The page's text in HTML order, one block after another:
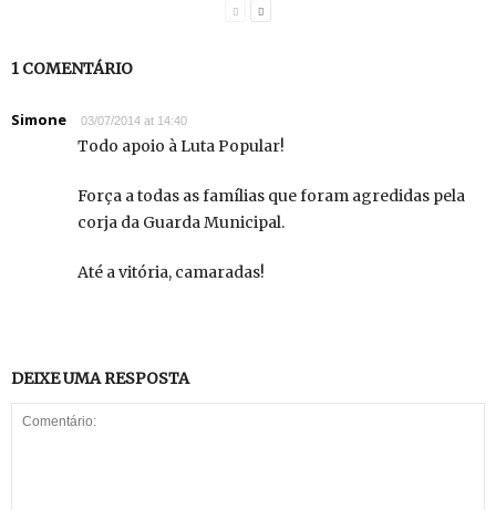
1 COMENTÁRIO
Simone 03/07/2014 at 14:40
Todo apoio à Luta Popular!
Força a todas as famílias que foram agredidas pela
corja da Guarda Municipal.
Até a vitória, camaradas!
DEIXE UMA RESPOSTA